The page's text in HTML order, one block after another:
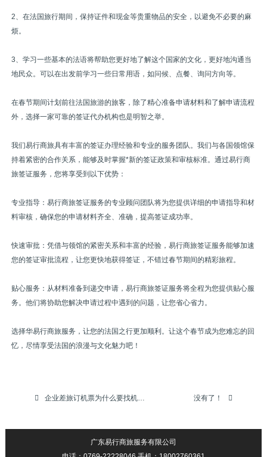
2、在法国旅行期间，保持证件和现金等贵重物品的安全，以避免不必要的麻
烦。
3、学习一些基本的法语将帮助您更好地了解这个国家的文化，更好地沟通当
地民众。可以在出发前学习一些日常用语，如问候、点餐、询问方向等。
在春节期间计划前往法国旅游的旅客，除了精心准备申请材料和了解申请流程
外，选择一家可靠的签证代办机构也是明智之举。
我们易行商旅具有丰富的签证办理经验和专业的服务团队。我们与各国领馆保
持着紧密的合作关系，能够及时掌握*新的签证政策和审核标准。通过易行商
旅签证服务，您将享受到以下优势：
专业指导：易行商旅签证服务的专业顾问团队将为您提供详细的申请指导和材
料审核，确保您的申请材料齐全、准确，提高签证成功率。
快速审批：凭借与领馆的紧密关系和丰富的经验，易行商旅签证服务能够加速
您的签证审批流程，让您更快地获得签证，不错过春节期间的精彩旅程。
贴心服务：从材料准备到递交申请，易行商旅签证服务将全程为您提供贴心服
务。他们将协助您解决申请过程中遇到的问题，让您省心省力。
选择华易行商旅服务，让您的法国之行更加顺利。让这个春节成为您难忘的回
忆，尽情享受法国的浪漫与文化魅力吧！
企业差旅订机票为什么要找机票代理公司？ 没有了！
广东易行商旅服务有限公司